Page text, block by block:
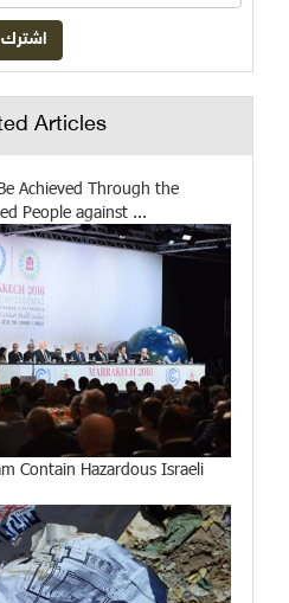
Articles
Achieved Through the
People against ...
Contain Hazardous Israeli